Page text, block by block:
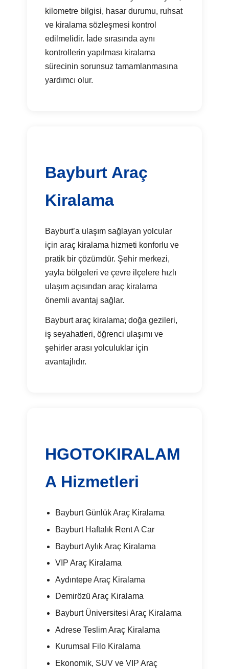
kilometre bilgisi, hasar durumu, ruhsat
ve kiralama sözleşmesi kontrol
edilmelidir. İade sırasında aynı
kontrollerin yapılması kiralama
sürecinin sorunsuz tamamlanmasına
yardımcı olur.
Bayburt Araç
Kiralama
Bayburt’a ulaşım sağlayan yolcular
için araç kiralama hizmeti konforlu ve
pratik bir çözümdür. Şehir merkezi,
yayla bölgeleri ve çevre ilçelere hızlı
ulaşım açısından araç kiralama
önemli avantaj sağlar.
Bayburt araç kiralama; doğa gezileri,
iş seyahatleri, öğrenci ulaşımı ve
şehirler arası yolculuklar için
avantajlıdır.
HGOTOKIRALAM
A Hizmetleri
Bayburt Günlük Araç Kiralama
Bayburt Haftalık Rent A Car
Bayburt Aylık Araç Kiralama
VIP Araç Kiralama
Aydıntepe Araç Kiralama
Demirözü Araç Kiralama
Bayburt Üniversitesi Araç Kiralama
Adrese Teslim Araç Kiralama
Kurumsal Filo Kiralama
Ekonomik, SUV ve VIP Araç